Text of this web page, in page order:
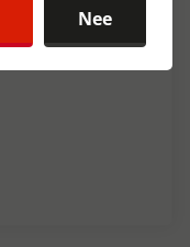
Nee